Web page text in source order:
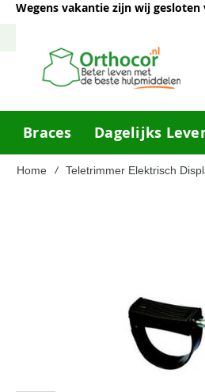
Wegens vakantie zijn wij
Braces Dagelijks
Home Teletrimmer Elektrisch